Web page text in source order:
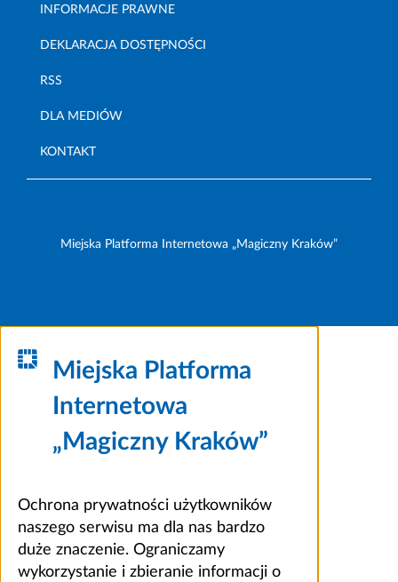
INFORMACJE PRAWNE
DEKLARACJA DOSTĘPNOŚCI
RSS
DLA MEDIÓW
KONTAKT
Miejska Platforma Internetowa „Magiczny Kraków”
Miejska Platforma
Internetowa
„Magiczny Kraków”
Ochrona prywatności użytkowników
naszego serwisu ma dla nas bardzo
duże znaczenie. Ograniczamy
wykorzystanie i zbieranie informacji o